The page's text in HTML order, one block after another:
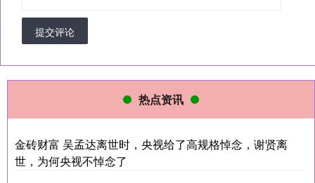
提交评论
热点资讯
金砖财富 吴孟达离世时，央视给了高规格悼念，谢贤离
世，为何央视不悼念了